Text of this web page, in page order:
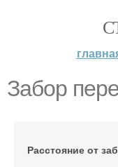
Забор
Расстояние от